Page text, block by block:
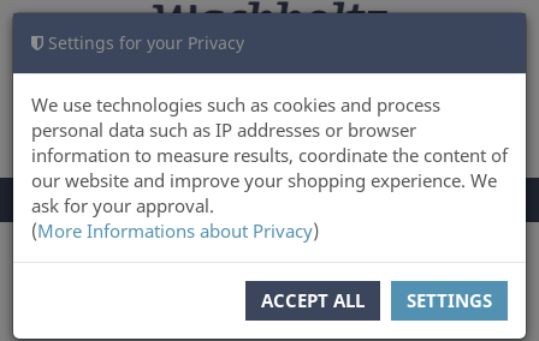
Settings for your Privacy
We use technologies such as cookies and process
personal data such as IP addresses or browser
information to measure results, coordinate the content of
our website and improve your shopping experience. We
ask for your approval.
(More Informations about Privacy)
ACCEPT ALL SETTINGS
LOG IN CART 0
TOGGLE
NAVIGATION
Menu
SORT BY: TITLE